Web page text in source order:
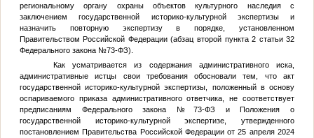
региональному органу охраны объектов культурного наследия с
заключением государственной историко-культурной экспертизы и
назначить повторную экспертизу в порядке, установленном
Правительством Российской Федерации (абзац второй пункта 2 статьи 32
Федерального закона №73-ФЗ).
Как усматривается из содержания административного иска,
административные истцы свои требования обосновали тем, что акт
государственной историко-культурной экспертизы, положенный в основу
оспариваемого приказа административного ответчика, не соответствует
предписаниям Федерального закона №73-ФЗ и Положения о
государственной историко-культурной экспертизе, утвержденного
постановлением Правительства Российской Федерации от 25 апреля 2024